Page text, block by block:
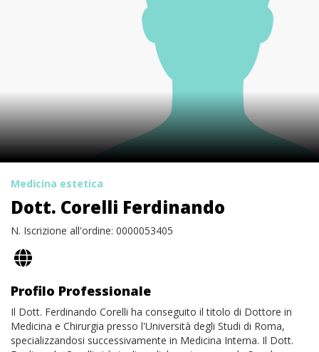
Medicina estetica
Dott. Corelli Ferdinando
N. Iscrizione all'ordine: 0000053405
Profilo Professionale
Il Dott. Ferdinando Corelli ha conseguito il titolo di Dottore in
Medicina e Chirurgia presso l'Università degli Studi di Roma,
specializzandosi successivamente in Medicina Interna. Il Dott.